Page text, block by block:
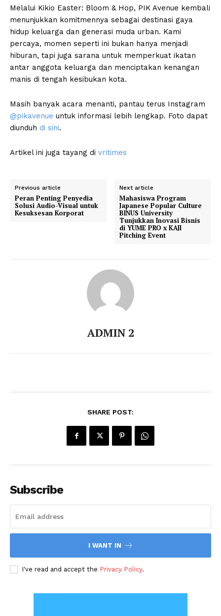
Melalui Kikio Easter: Bloom & Hop, PIK Avenue kembali
menunjukkan komitmennya sebagai destinasi gaya
hidup keluarga dan generasi muda urban. Kami
percaya, momen seperti ini bukan hanya menjadi
hiburan, tapi juga sarana untuk memperkuat ikatan
antar anggota keluarga dan menciptakan kenangan
manis di tengah kesibukan kota.
Masih banyak acara menanti, pantau terus Instagram
@pikavenue untuk informasi lebih lengkap. Foto dapat
diunduh di sini.
Artikel ini juga tayang di vritimes
Previous article
Peran Penting Penyedia
Solusi Audio-Visual untuk
Kesuksesan Korporat
Next article
Mahasiswa Program
Japanese Popular Culture
BINUS University
Tunjukkan Inovasi Bisnis
di YUME PRO x KAJI
Pitching Event
ADMIN 2
SHARE POST:
Subscribe
I WANT IN
I've read and accept the Privacy Policy.